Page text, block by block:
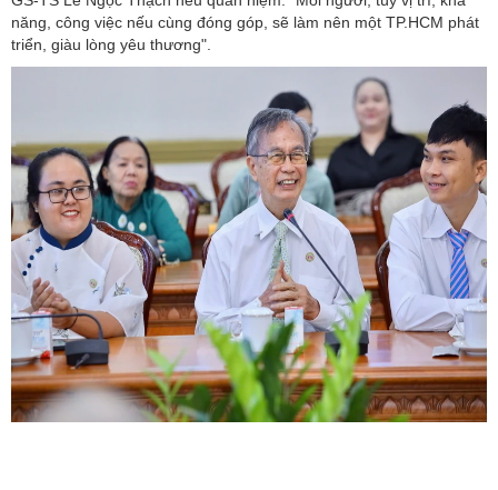
năng, công việc nếu cùng đóng góp, sẽ làm nên một TP.HCM phát
triển, giàu lòng yêu thương".